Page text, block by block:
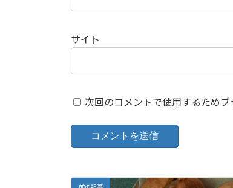
サイト
次回のコメントで使用するため